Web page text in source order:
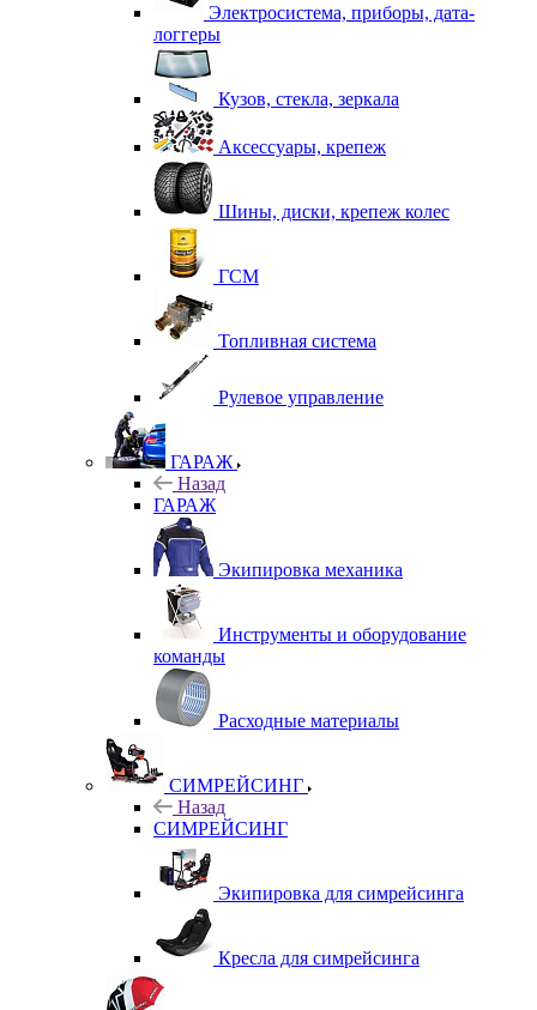
Электросистема, приборы, дата-
логгеры
Кузов, стекла, зеркала
Аксессуары, крепеж
Шины, диски, крепеж колес
ГСМ
Топливная система
Рулевое управление
ГАРАЖ
Назад
ГАРАЖ
Экипировка механика
Инструменты и оборудование
команды
Расходные материалы
СИМРЕЙСИНГ
Назад
СИМРЕЙСИНГ
Экипировка для симрейсинга
Кресла для симрейсинга